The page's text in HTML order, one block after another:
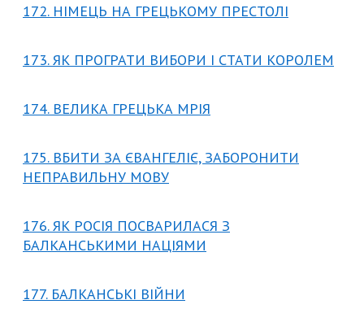
172. НІМЕЦЬ НА ГРЕЦЬКОМУ ПРЕСТОЛІ
173. ЯК ПРОГРАТИ ВИБОРИ І СТАТИ КОРОЛЕМ
174. ВЕЛИКА ГРЕЦЬКА МРІЯ
175. ВБИТИ ЗА ЄВАНГЕЛІЄ, ЗАБОРОНИТИ
НЕПРАВИЛЬНУ МОВУ
176. ЯК РОСІЯ ПОСВАРИЛАСЯ З
БАЛКАНСЬКИМИ НАЦІЯМИ
177. БАЛКАНСЬКІ ВІЙНИ